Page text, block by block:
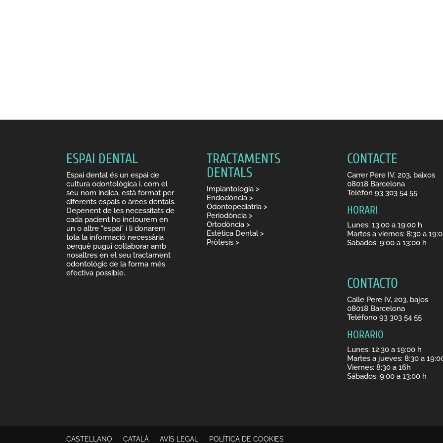
ESPAI DENTAL
Espai dental és un espai de
cultura odontològica i, com el
seu nom indica, està format per
diferents espais o àrees dentals.
Depenent de les necessitats de
cada pacient ho inclourem en
un o altre “espai” i li donarem
tota la informació necessària
perquè pugui col·laborar amb
nosaltres en el seu tractament
odontològic de la forma més
efectiva possible.
TRACTAMENTS
DENTALS
Implantologia >
Endodòncia>
Odontopediatria >
Periodòncia>
Ortodòncia>
Estètica Dental >
Pròtesis>
CONTACTE
Carrer Pere IV, 203, baixos
08018 Barcelona
Telèfon 93 303 54 55
HORARI
Lunes: 13:00 a 19:00 h
Martes a viernes: 8:30 a
Sabados: 9:00 a 13:00 h
CONTACTO
Calle Pere IV, 203, bajos
08018 Barcelona
Teléfono 93 303 54 55
HORARIO
Lunes: 12:30 a 19:00 h
Martes a jueves: 8:30 a
Viernes: 8:30 a 16h
Sábados: 9:00 a 13:00 h
CASTELLANO CATALÀ AVÍS LEGAL POLÍTICA DE COOKIES